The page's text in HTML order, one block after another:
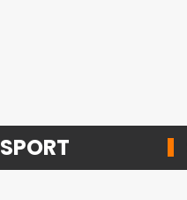
SPORT